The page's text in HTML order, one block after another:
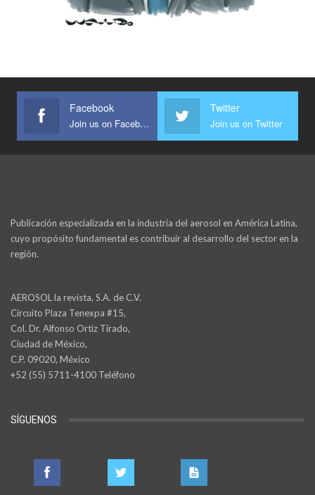
Facebook
Join us on Facebook
Twitter
Join us on Twitter
Publicación especializada en la industria del aerosol en América Latina,
cuyo propósito fundamental es contribuir al desarrollo del sector en la
región.
AEROSOL la revista, S.A. de C.V.
Circuito Plaza Tenexpa #15,
Col. Dr. Alfonso Ortiz Tirado,
Ciudad de México,
C.P. 09020, México
+52 (55) 5711-4100 Teléfono
SÍGUENOS